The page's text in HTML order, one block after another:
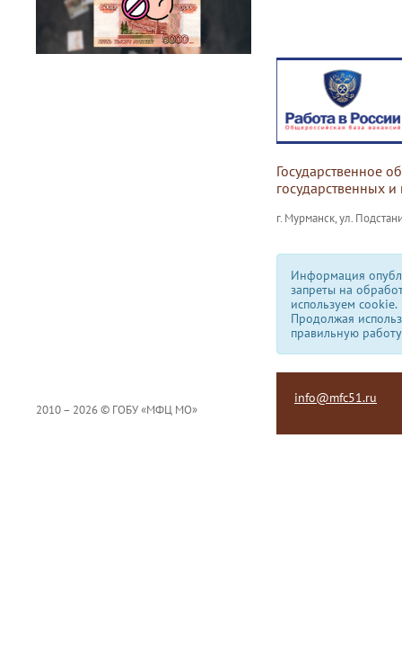
Государственное
государственных
г. Мурманск, ул.
Информация
запреты на
используем сookie.
Продолжая
правильную
2010 – 2026 © ГОБУ «МФЦ МО»
info@mfc51.ru